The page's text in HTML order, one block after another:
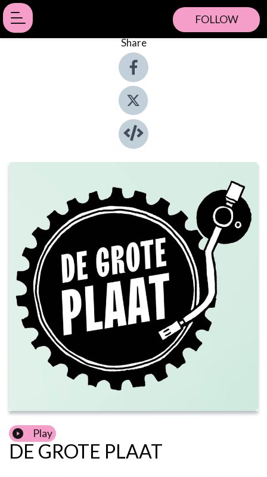
FOLLOW
Share
Play
DE GROTE PLAAT